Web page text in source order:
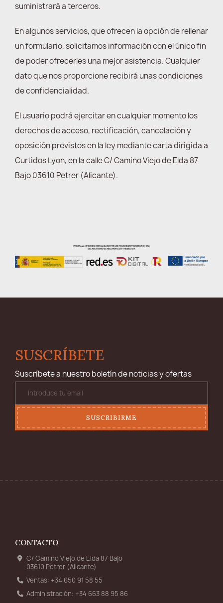
suministrará a terceros.
En algunos servicios, que ofrecen la opción de rellenar
un formulario, solicitamos información con el único fin
de poder ofrecerles una mejor asistencia. Cualquier
dato que nos proporcione recibirá unas condiciones
de confidencialidad.
El usuario podrá ejercitar en cualquier momento los
derechos de acceso, rectificación, cancelación y
oposición previstos en la ley mediante carta dirigida a
Curtidos Lyon, en la calle C/ Camino Viejo de Elda 87
Bajo 03610 Petrer (Alicante).
SUSCRÍBETE
Suscríbete a nuestro boletín de noticias y ofertas
SUSCRIBIRME
CONTACTO
C/ Camino Viejo de Elda 87 Bajo
03610 Petrer (Alicante)
Ventas: +34 650 91 58 55
Administración: +34 663 88 95 86